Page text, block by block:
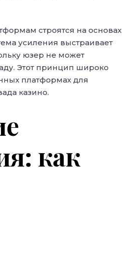
строятся на основах
усиления выстраивает
юзер не может
Этот принцип широко
платформах для
казино.
как